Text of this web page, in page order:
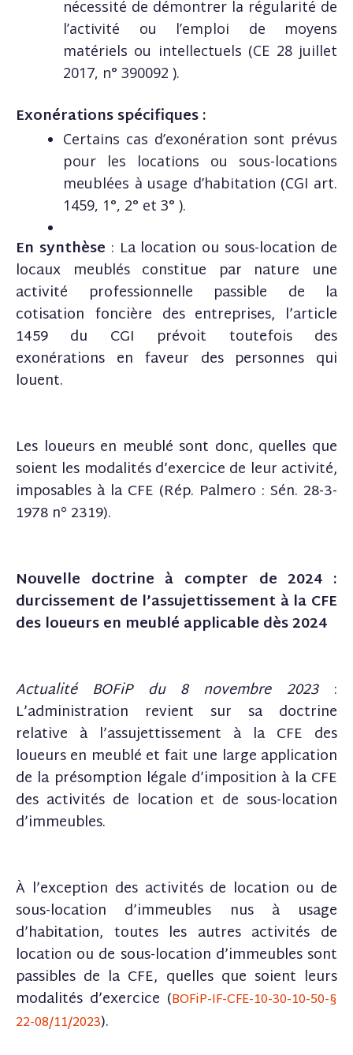
nécessité de démontrer la régularité de
l’activité ou l’emploi de moyens
matériels ou intellectuels (CE 28 juillet
2017, n° 390092 ).
Exonérations spécifiques :
Certains cas d’exonération sont prévus
pour les locations ou sous-locations
meublées à usage d’habitation (CGI art.
1459, 1°, 2° et 3° ).
En synthèse : La location ou sous-location de
locaux meublés constitue par nature une
activité professionnelle passible de la
cotisation foncière des entreprises, l’article
1459 du CGI prévoit toutefois des
exonérations en faveur des personnes qui
louent.
Les loueurs en meublé sont donc, quelles que
soient les modalités d’exercice de leur activité,
imposables à la CFE (Rép. Palmero : Sén. 28-3-
1978 n° 2319).
Nouvelle doctrine à compter de 2024 :
durcissement de l’assujettissement à la CFE
des loueurs en meublé applicable dès 2024
Actualité BOFiP du 8 novembre 2023:
L’administration revient sur sa doctrine
relative à l’assujettissement à la CFE des
loueurs en meublé et fait une large application
de la présomption légale d’imposition à la CFE
des activités de location et de sous-location
d’immeubles.
À l’exception des activités de location ou de
sous-location d’immeubles nus à usage
d’habitation, toutes les autres activités de
location ou de sous-location d’immeubles sont
passibles de la CFE, quelles que soient leurs
modalités d’exercice (BOFiP-IF-CFE-10-30-10-50-§
22-08/11/2023).